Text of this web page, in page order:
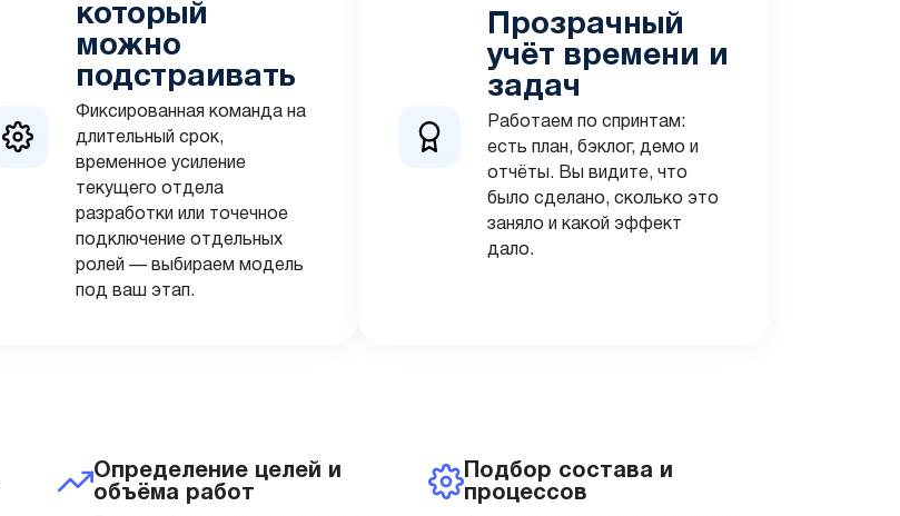
который
можно
подстраивать
Фиксированная команда на
длительный срок,
временное усиление
текущего отдела
разработки или точечное
подключение отдельных
ролей — выбираем модель
под ваш этап.
Прозрачный
учёт времени и
задач
Работаем по спринтам:
есть план, бэклог, демо и
отчёты. Вы видите, что
было сделано, сколько это
заняло и какой эффект
дало.
Определение целей и
объёма работ
Подбор состава и
процессов